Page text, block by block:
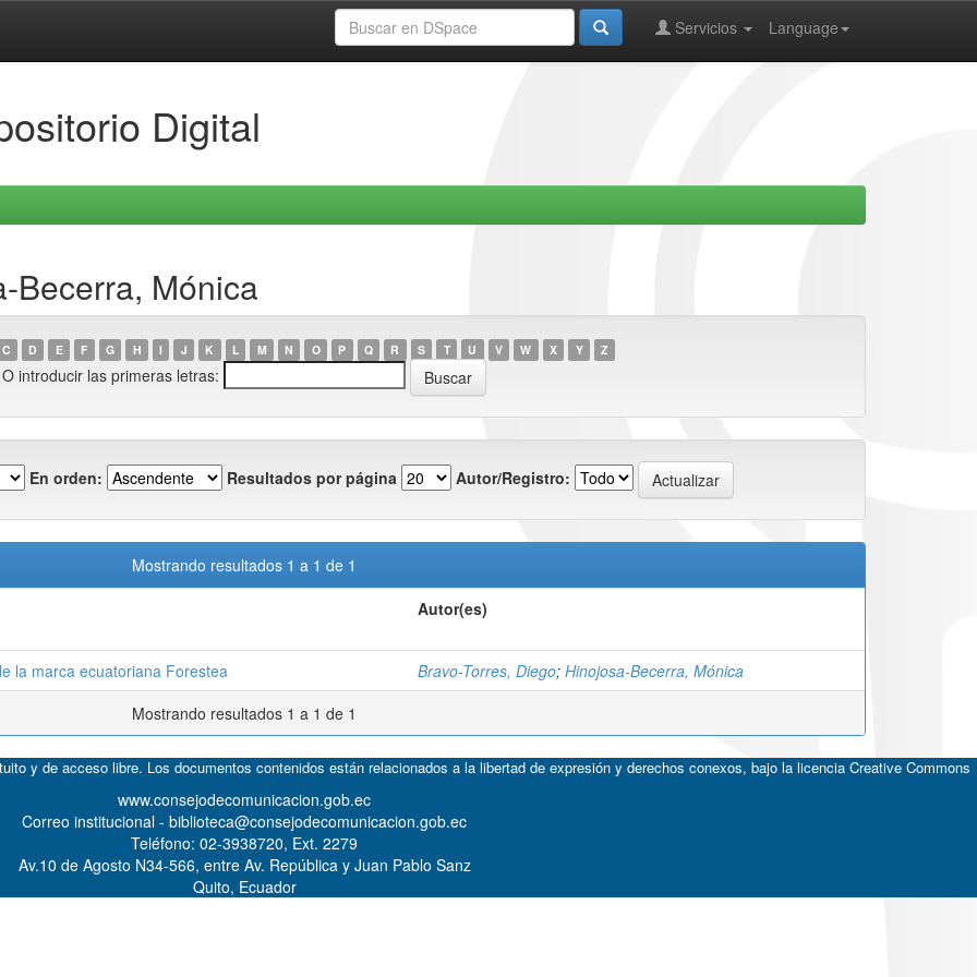
Language
Servicios
Digital
Becerra, Mónica
C D E F G H I J K L M N O P Q R S T U V W X Y Z
O introducir las primeras letras:
En orden: Resultados por página Autor/Registro:
Mostrando resultados 1 a 1 de 1
Autor(es)
la marca ecuatoriana Forestea Bravo-Torres, Diego; Hinojosa-Becerra, Mónica
Mostrando resultados 1 a 1 de 1
y de acceso libre. Los documentos contenidos están relacionados a la libertad de expresión y derechos conexos, bajo la licencia Creative Commons
www.consejodecomunicacion.gob.ec
Correo institucional - biblioteca@consejodecomunicacion.gob.ec
Teléfono: 02-3938720, Ext. 2279
Av.10 de Agosto N34-566, entre Av. República y Juan Pablo Sanz
Quito, Ecuador